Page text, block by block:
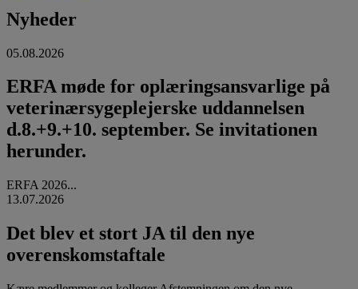
Nyheder
05.08.2026
ERFA møde for oplæringsansvarlige på
veterinærsygeplejerske uddannelsen
d.8.+9.+10. september. Se invitationen
herunder.
ERFA 2026...
13.07.2026
Det blev et stort JA til den nye
overenskomstaftale